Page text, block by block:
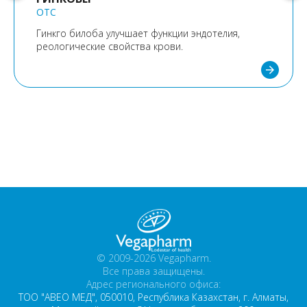
OTC
Гинкго билоба улучшает функции эндотелия,
реологические свойства крови.
arrow_forward
© 2009-2026 Vegapharm.
Все права защищены.
Адрес регионального офиса:
ТОО "АВЕО МЕД", 050010, Республика Казахстан, г. Алматы,